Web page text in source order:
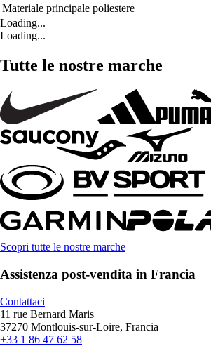
Materiale principale poliestere
Loading...
Loading...
Tutte le nostre marche
Scopri tutte le nostre marche
Assistenza post-vendita in Francia
Contattaci
11 rue Bernard Maris
37270 Montlouis-sur-Loire, Francia
+33 1 86 47 62 58